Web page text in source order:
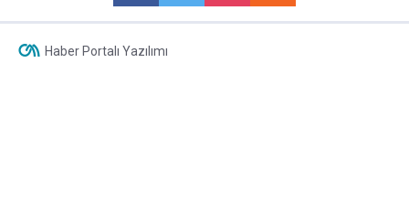
Haber Portalı Yazılımı